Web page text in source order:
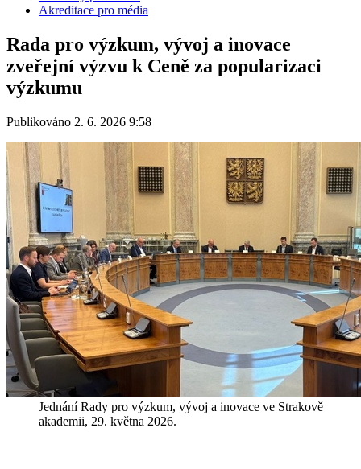
Akreditace pro média
Rada pro výzkum, vývoj a inovace
zveřejní výzvu k Ceně za popularizaci
výzkumu
Publikováno 2. 6. 2026 9:58
Jednání Rady pro výzkum, vývoj a inovace ve Strakově
akademii, 29. května 2026.